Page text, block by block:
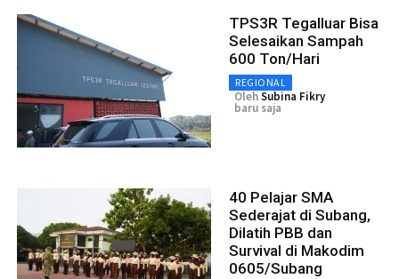
TPS3R Tegalluar Bisa
Selesaikan Sampah
600 Ton/Hari
REGIONAL
OlehSubina Fikry
baru saja
40 Pelajar SMA
Sederajat di Subang,
Dilatih PBB dan
Survival di Makodim
0605/Subang